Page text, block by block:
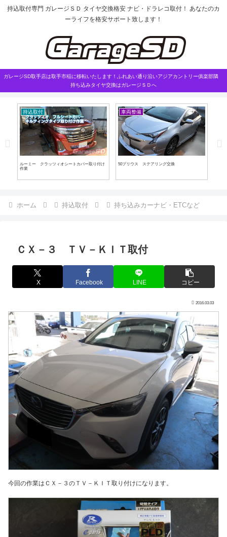
持込取付専門 ガレージＳＤ タイヤ交換格安 ナビ・ドラレコ取付！ あなたのカ
ーライフを格安サポート致します！
ガレージSD取手店は取手市稲に移転いたします！ふれあい通り沿いアジアカントリー俱楽部隣
持ち込みタイヤ交換はガレージＳＤへ
持込取付
ルーミー クラッツィオシートカバー取り付け
作業
車両整備
50プリウス ステアリング交換
ホーム 持込取付 持ち込みカーナビ・ETCなど
ＣＸ－３ ＴＶ－ＫＩＴ取付
X Facebook LINE コピー
2016.03.03
今回の作業はＣＸ－３のＴＶ－ＫＩＴ取り付けになります。